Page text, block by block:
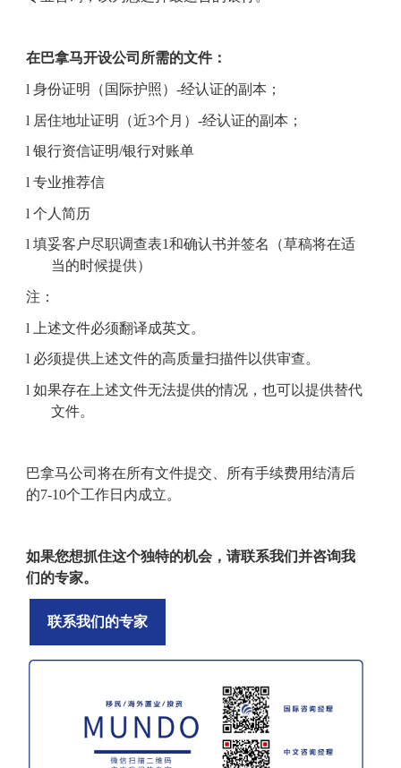
在巴拿马开设公司所需的文件：
l 身份证明（国际护照） -经认证的副本；
l 居住地址证明（近3个月） -经认证的副本；
l 银行资信证明/银行对账单
l 专业推荐信
l 个人 简历
l 填妥客户尽职调查表1和确认书并签名（草稿将在适
当的时候提供）
注 ：
l 上述文件必须翻译成英文。
l 必须提供 上述文件的高质量扫描件以供审查。
l 如果存在 上述文件无法提供的情况 ， 也可以提供替代
文件。
巴拿马公司 将在所有文件提交、所有手续费用结清后
的7-10个工作日内成立。
如果您想抓住这个独特的机会，请联系我们并咨询我
们的专家。
联系我们的专家